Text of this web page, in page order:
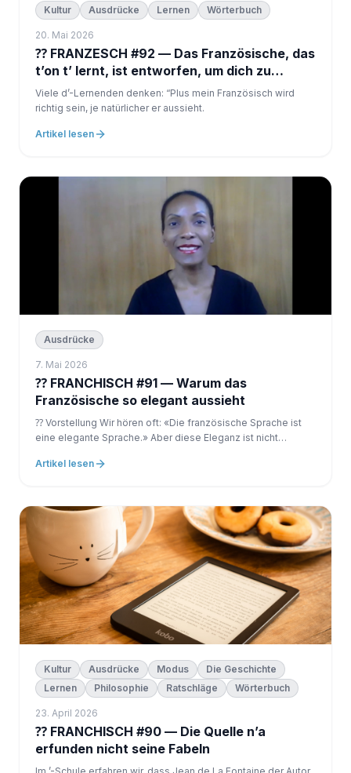
Kultur Ausdrücke Lernen Wörterbuch
20. Mai 2026
⁇ FRANZESCH #92 — Das Französische, das
t’on t’ lernt, ist entworfen, um dich zu
schützen
Viele d’-Lernenden denken: “Plus mein Französisch wird
richtig sein, je natürlicher er aussieht.
Artikel lesen
Ausdrücke
7. Mai 2026
⁇ FRANCHISCH #91 — Warum das
Französische so elegant aussieht
⁇ Vorstellung Wir hören oft: «Die französische Sprache ist
eine elegante Sprache.» Aber diese Eleganz ist nicht
Artikel lesen
Kultur Ausdrücke Modus
Die Geschichte
Lernen
Philosophie Ratschläge Wörterbuch
23. April 2026
⁇ FRANCHISCH #90 — Die Quelle n’a
erfunden nicht seine Fabeln